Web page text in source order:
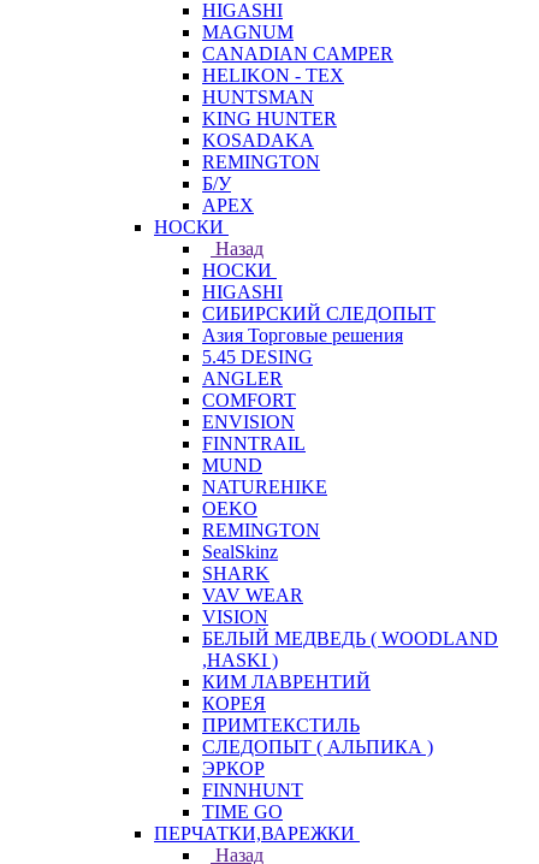
HIGASHI
MAGNUM
CANADIAN CAMPER
HELIKON - TEX
HUNTSMAN
KING HUNTER
KOSADAKA
REMINGTON
Б/У
APEX
НОСКИ
Назад
НОСКИ
HIGASHI
СИБИРСКИЙ СЛЕДОПЫТ
Азия Торговые решения
5.45 DESING
ANGLER
COMFORT
ENVISION
FINNTRAIL
MUND
NATUREHIKE
OEKO
REMINGTON
SealSkinz
SHARK
VAV WEAR
VISION
БЕЛЫЙ МЕДВЕДЬ ( WOODLAND
,HASKI )
КИМ ЛАВРЕНТИЙ
КОРЕЯ
ПРИМТЕКСТИЛЬ
СЛЕДОПЫТ ( АЛЬПИКА )
ЭРКОР
FINNHUNT
TIME GO
ПЕРЧАТКИ,ВАРЕЖКИ
Назад